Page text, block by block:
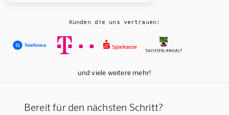
Kunden die uns vertrauen:
und viele weitere mehr!
Bereit für den nächsten Schritt?